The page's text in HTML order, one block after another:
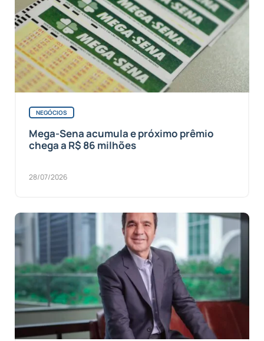
NEGÓCIOS
Mega-Sena acumula e próximo prêmio
chega a R$ 86 milhões
28/07/2026